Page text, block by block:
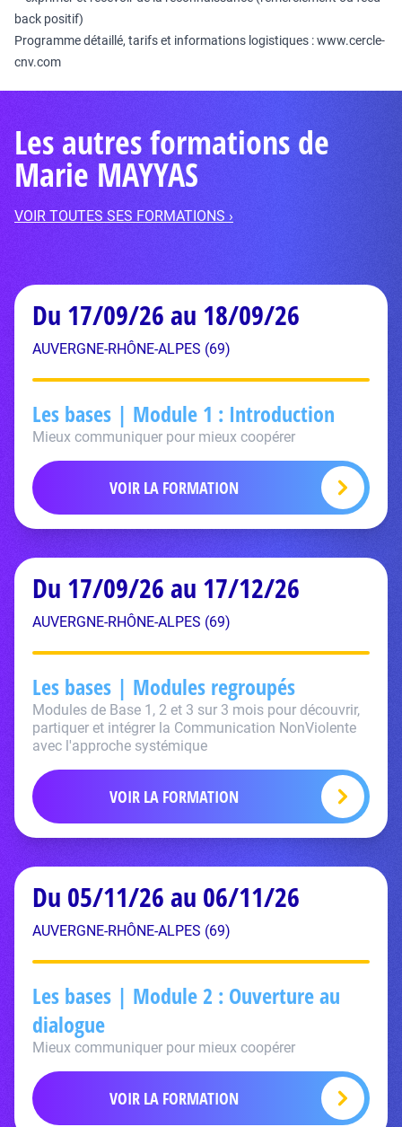
back positif)
Programme détaillé, tarifs et informations logistiques :www.cercle-
cnv.com
Les autres formations de
Marie MAYYAS
VOIR TOUTES SES FORMATIONS ›
Du 17/09/26 au 18/09/26
AUVERGNE-RHÔNE-ALPES (69)
Les bases | Module 1 : Introduction
Mieux communiquer pour mieux coopérer
VOIR LA FORMATION
Du 17/09/26 au 17/12/26
AUVERGNE-RHÔNE-ALPES (69)
Les bases | Modules regroupés
Modules de Base 1, 2 et 3 sur 3 mois pour découvrir,
partiquer et intégrer la Communication NonViolente
avec l'approche systémique
VOIR LA FORMATION
Du 05/11/26 au 06/11/26
AUVERGNE-RHÔNE-ALPES (69)
Les bases | Module 2 : Ouverture au
dialogue
Mieux communiquer pour mieux coopérer
VOIR LA FORMATION